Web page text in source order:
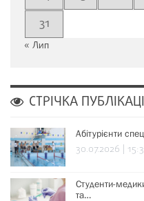
31
« Лип
СТРІЧКА
Абітурієнти
30.07.2026 |
Студенти-
та…